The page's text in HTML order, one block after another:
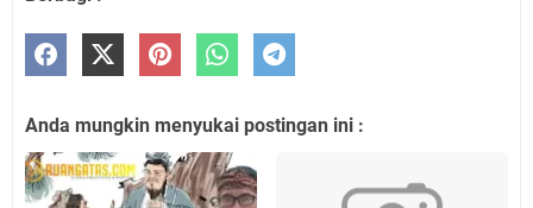
Anda mungkin menyukai postingan ini :